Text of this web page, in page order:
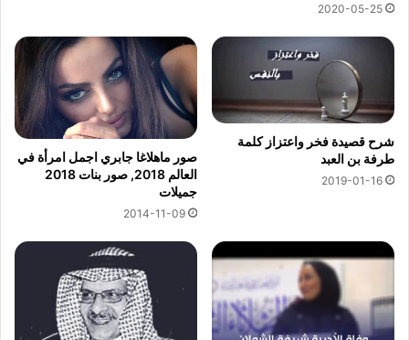
2020-05-25
شرح قصيدة فخر واعتزاز كلمة
طرفة بن العبد
2019-01-16
صور ماهلاغا جابري اجمل امرأة في
العالم 2018, صور بنات 2018
جميلات
2014-11-09